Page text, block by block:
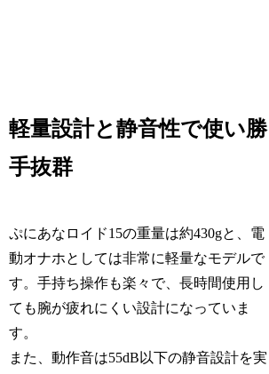
軽量設計と静音性で使い勝
手抜群
ぷにあなロイド15の重量は約430gと、電
動オナホとしては非常に軽量なモデルで
す。手持ち操作も楽々で、長時間使用し
ても腕が疲れにくい設計になっていま
す。
また、動作音は55dB以下の静音設計を実